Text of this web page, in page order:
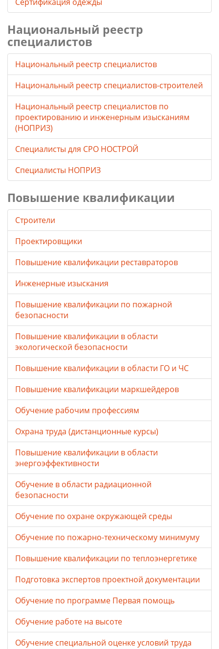
Национальный реестр
специалистов
Национальный реестр специалистов
Национальный реестр специалистов-строителей
Национальный реестр специалистов по
проектированию и инженерным изысканиям
(НОПРИЗ)
Специалисты для СРО НОСТРОЙ
Специалисты НОПРИЗ
Повышение квалификации
Строители
Проектировщики
Повышение квалификации реставраторов
Инженерные изыскания
Повышение квалификации по пожарной
безопасности
Повышение квалификации в области
экологической безопасности
Повышение квалификации в области ГО и ЧС
Повышение квалификации маркшейдеров
Обучение рабочим профессиям
Охрана труда (дистанционные курсы)
Повышение квалификации в области
энергоэффективности
Обучение в области радиационной
безопасности
Обучение по охране окружающей среды
Обучение по пожарно-техническому минимуму
Повышение квалификации по теплоэнергетике
Подготовка экспертов проектной документации
Обучение по программе Первая помощь
Обучение работе на высоте
Обучение специальной оценке условий труда